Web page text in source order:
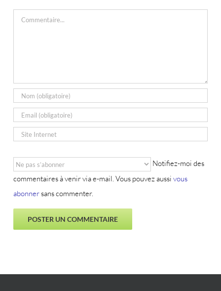
Commentaire
Notifiez-moi des
commentaires à venir via e-mail. Vous pouvez aussi vous
abonnersans commenter.